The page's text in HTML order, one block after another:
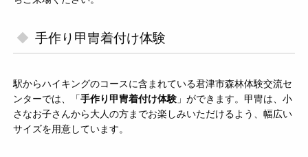
手作り甲冑着付け体験
駅からハイキングのコースに含まれている君津市森林体験交流セ
ンターでは、「手作り甲冑着付け体験 」ができます。甲冑は、小
さなお子さんから大人の方までお楽しみいただけるよう、幅広い
サイズを用意しています。